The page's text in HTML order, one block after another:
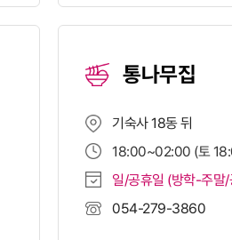
통나무집
기숙사 18동 뒤
18:00~02:00 (토
일/공휴일 (방학-주말/
054-279-3860